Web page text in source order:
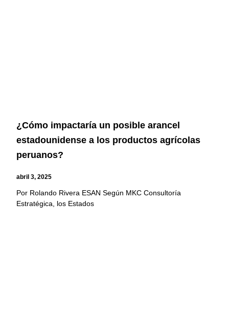
¿Cómo impactaría un posible arancel
estadounidense a los productos agrícolas
peruanos?
abril 3, 2025
Por Rolando Rivera ESAN Según MKC Consultoría
Estratégica, los Estados